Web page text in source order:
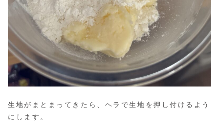
生地がまとまってきたら、ヘラで生地を押し付けるよう
にします。